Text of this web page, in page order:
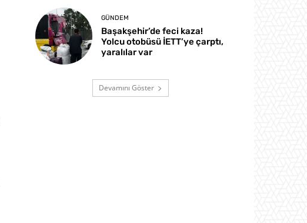
GÜNDEM
Başakşehir’de feci kaza!
Yolcu otobüsü İETT’ye çarptı,
yaralılar var
Devamını Göster